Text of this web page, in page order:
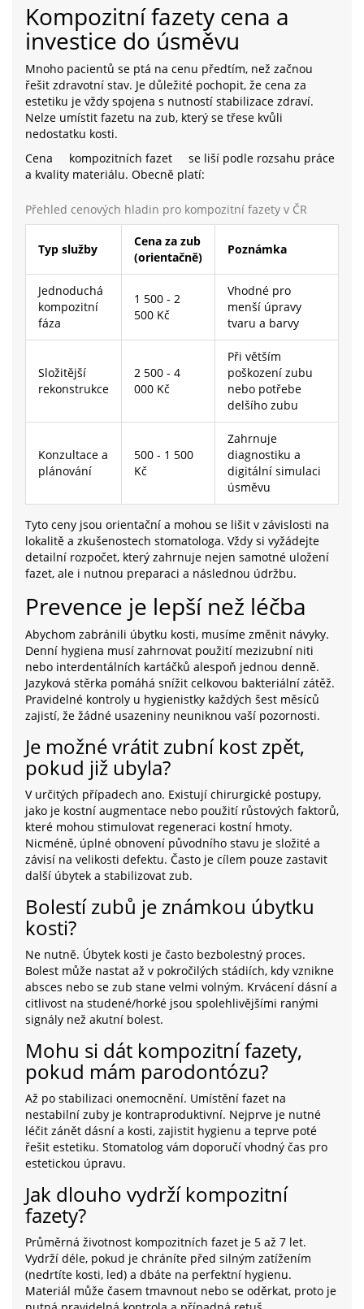
Kompozitní fazety cena a
investice do úsměvu
Mnoho pacientů se ptá na cenu předtím, než začnou
řešit zdravotní stav. Je důležité pochopit, že cena za
estetiku je vždy spojena s nutností stabilizace zdraví.
Nelze umístit fazetu na zub, který se třese kvůli
nedostatku kosti.
Cena
kompozitních fazet
se liší podle rozsahu práce
a kvality materiálu. Obecně platí:
Přehled cenových hladin pro kompozitní fazety v ČR
Typ služby
Cena za zub
(orientačně)
Poznámka
Jednoduchá
kompozitní
fáza
1 500 - 2
500 Kč
Vhodné pro
menší úpravy
tvaru a barvy
Složitější
rekonstrukce
2 500 - 4
000 Kč
Při větším
poškození zubu
nebo potřebe
delšího zubu
Konzultace a
plánování
500 - 1 500
Kč
Zahrnuje
diagnostiku a
digitální simulaci
úsměvu
Tyto ceny jsou orientační a mohou se lišit v závislosti na
lokalitě a zkušenostech stomatologa. Vždy si vyžádejte
detailní rozpočet, který zahrnuje nejen samotné uložení
fazet, ale i nutnou preparaci a následnou údržbu.
Prevence je lepší než léčba
Abychom zabránili úbytku kosti, musíme změnit návyky.
Denní hygiena musí zahrnovat použití mezizubní niti
nebo interdentálních kartáčků alespoň jednou denně.
Jazyková stěrka pomáhá snížit celkovou bakteriální zátěž.
Pravidelné kontroly u hygienistky každých šest měsíců
zajistí, že žádné usazeniny neuniknou vaší pozornosti.
Je možné vrátit zubní kost zpět,
pokud již ubyla?
V určitých případech ano. Existují chirurgické postupy,
jako je kostní augmentace nebo použití růstových faktorů,
které mohou stimulovat regeneraci kostní hmoty.
Nicméně, úplné obnovení původního stavu je složité a
závisí na velikosti defektu. Často je cílem pouze zastavit
další úbytek a stabilizovat zub.
Bolestí zubů je známkou úbytku
kosti?
Ne nutně. Úbytek kosti je často bezbolestný proces.
Bolest může nastat až v pokročilých stádiích, kdy vznikne
absces nebo se zub stane velmi volným. Krvácení dásní a
citlivost na studené/horké jsou spolehlivějšími ranými
signály než akutní bolest.
Mohu si dát kompozitní fazety,
pokud mám parodontózu?
Až po stabilizaci onemocnění. Umístění fazet na
nestabilní zuby je kontraproduktivní. Nejprve je nutné
léčit zánět dásní a kosti, zajistit hygienu a teprve poté
řešit estetiku. Stomatolog vám doporučí vhodný čas pro
estetickou úpravu.
Jak dlouho vydrží kompozitní
fazety?
Průměrná životnost kompozitních fazet je 5 až 7 let.
Vydrží déle, pokud je chráníte před silným zatížením
(nedrtíte kosti, led) a dbáte na perfektní hygienu.
Materiál může časem tmavnout nebo se oděrkat, proto je